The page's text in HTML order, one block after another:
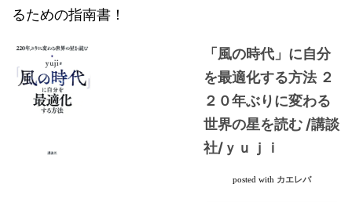
るための指南書！
「風の時代」に自分
を最適化する方法 ２
２０年ぶりに変わる
世界の星を読む /講談
社/ｙｕｊｉ
posted with カエレバ